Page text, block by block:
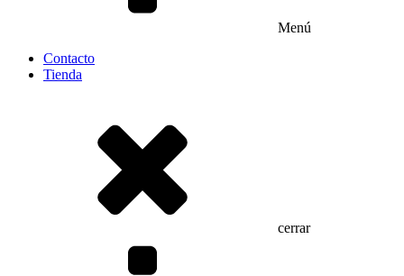
Menú
Contacto
Tienda
cerrar